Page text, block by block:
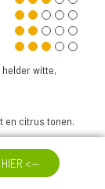
witte,
en citrus tonen.
<--